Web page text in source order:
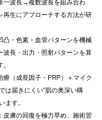
一波長→複数波長を組み合わ
再生にアプローチする方法が研
凸・色素・血管パターンを機械
波長・出力・照射パターンを算
療（成長因子・PRP）＋マイク
は届きにくい“肌の奥深い構
ます。
皮膚の回復を極力早め、施術翌